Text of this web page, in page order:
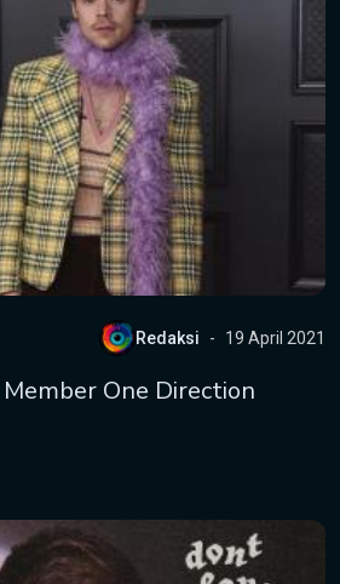
Redaksi 19 April 2021
One Direction